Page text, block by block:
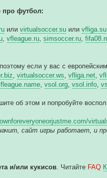
про футбол:
илиvirtualsoccer.su илиvfliga.su
,vfleague.ru ,simsoccer.ru ,
если у вас с
,virtualsoccer.ws ,vfliga.net ,
,vsol.org ,vsol.info ,
об этом и попробуйте
сайт игры работает, и
и/или кукисов . Читайте FAQ